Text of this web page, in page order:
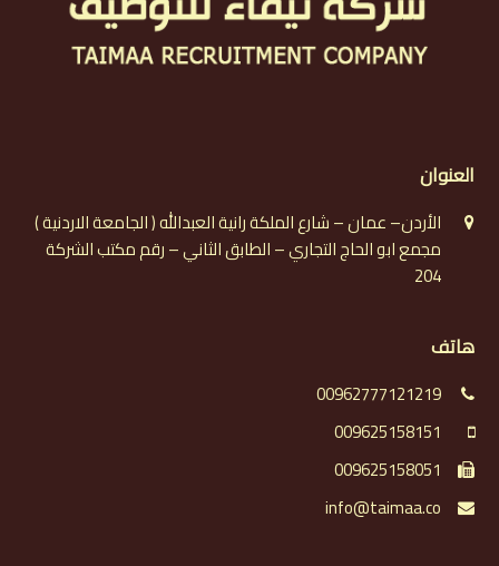
العنوان
الأردن– عمان – شارع الملكة رانية العبدالله ( الجامعة الاردنية )
مجمع ابو الحاج التجاري – الطابق الثاني – رقم مكتب الشركة
204
هاتف
00962777121219
009625158151
009625158051
info@taimaa.co